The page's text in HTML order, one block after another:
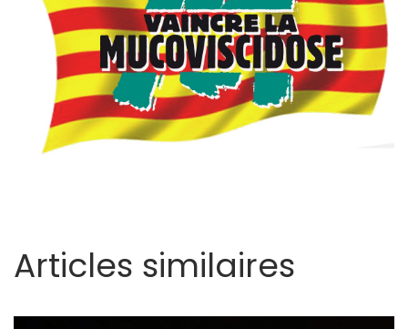
Articles similaires